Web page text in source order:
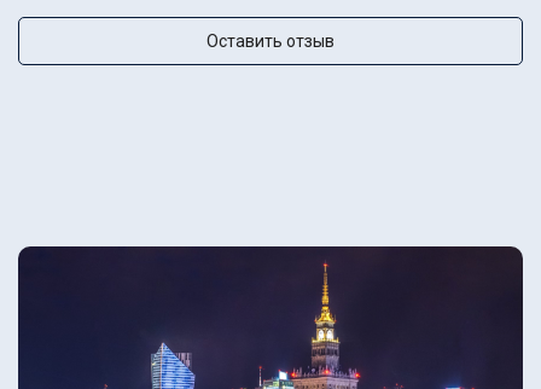
Оставить отзыв